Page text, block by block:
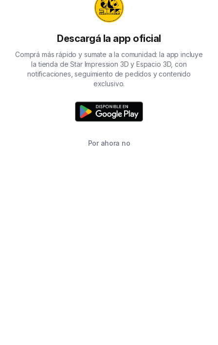
Descargá la app oficial
Comprá más rápido y sumate a la comunidad: la app incluye
la tienda de Star Impression 3D y Espacio 3D, con
notificaciones, seguimiento de pedidos y contenido
exclusivo.
Por ahora no